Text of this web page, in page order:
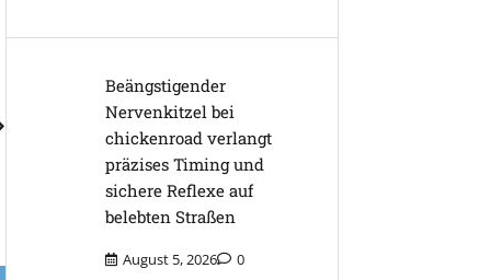
Beängstigender
Nervenkitzel bei
chickenroad verlangt
präzises Timing und
sichere Reflexe auf
belebten Straßen
August 5, 2026 0